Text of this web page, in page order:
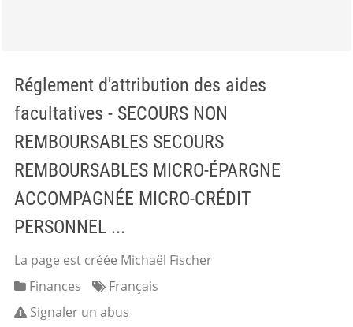
Réglement d'attribution des aides
facultatives - SECOURS NON
REMBOURSABLES SECOURS
REMBOURSABLES MICRO-ÉPARGNE
ACCOMPAGNÉE MICRO-CRÉDIT
PERSONNEL ...
La page est créée Michaël Fischer
Finances
Français
Signaler un abus